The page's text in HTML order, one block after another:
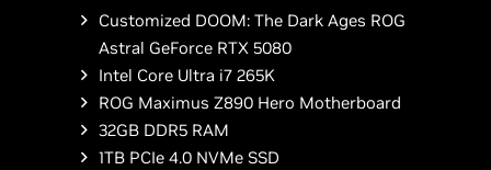
Customized DOOM: The Dark Ages ROG
Astral GeForce RTX 5080
Intel Core Ultra i7 265K
ROG Maximus Z890 Hero Motherboard
32GB DDR5 RAM
1TB PCIe 4.0 NVMe SSD